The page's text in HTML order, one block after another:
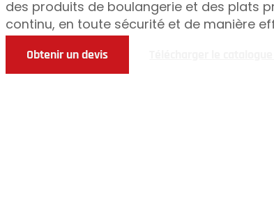
des produits de boulangerie et des plats
continu, en toute sécurité et de manière
Obtenir un devis